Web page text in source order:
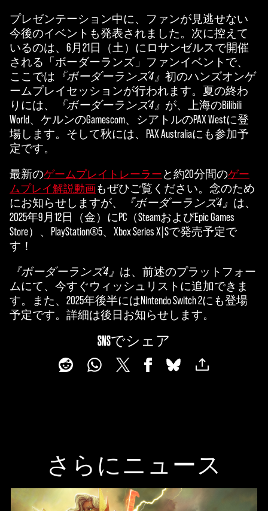
再
生
を
ク
リ
ッ
ク
す
る
と
、
YouT
ube
の
プ
ラ
シ
ー
ポ
リ
ー
タ
プレゼンテーション中に、ファンが見逃せない
今後のイベントも発表されました。次に控えて
いるのは、6月21日（土）にロサンゼルスで開催
される「ボーダーランズ」ファンイベントで、
ここでは 『ボーダーランズ4』 初のハンズオンゲ
ームプレイセッションが行われます。夏の終わ
りには、
『ボーダーランズ4』 が、上海のBilibili
World、ケルンのGamescom、シアトルのPAX Westに登
場します。そして秋には、PAX Australiaにも参加予
定です。
最新のゲームプレイトレーラー と約20分間のゲー
ムプレイ解説動画もぜひご覧ください。念のため
にお知らせしますが、
『ボーダーランズ4』 は、
2025年9月12日（金）にPC（SteamおよびEpic Games
Store）、PlayStation®5、Xbox Series X|Sで発売予定で
す！
『ボーダーランズ4』 は、前述のプラットフォー
ムにて、今すぐウィッシュリストに追加できま
す。また、2025年後半にはNintendo Switch 2にも登場
予定です。詳細は後日お知らせします。
SNSでシェア
さらにニュース